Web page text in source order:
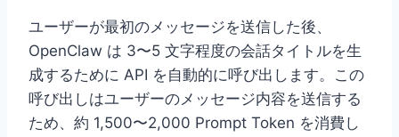
ユーザーが最初のメッセージを送信した後、
OpenClaw は 3〜5 文字程度の会話タイトルを生
成するために API を自動的に呼び出します。この
呼び出しはユーザーのメッセージ内容を送信する
ため、約 1,500〜2,000 Prompt Token を消費し